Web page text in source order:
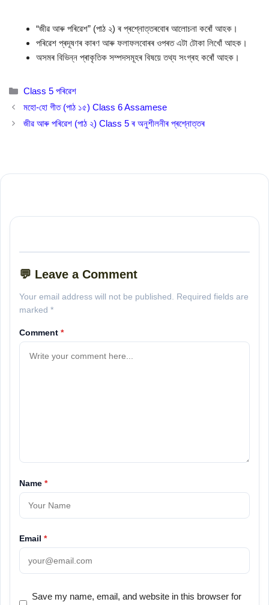
“জীৱ আৰু পৰিৱেশ” (পাঠ ২) ৰ প্ৰশ্নোত্তৰবোৰ আলোচনা কৰোঁ আহক।
পৰিৱেশ প্ৰদূষণৰ কাৰণ আৰু ফলাফলবোৰৰ ওপৰত এটা টোকা লিখোঁ আহক।
অসমৰ বিভিন্ন প্ৰাকৃতিক সম্পদসমূহৰ বিষয়ে তথ্য সংগ্ৰহ কৰোঁ আহক।
Categories
Class 5 পৰিৱেশ
মহো-হো গীত (পাঠ ১৫) Class 6 Assamese
জীৱ আৰু পৰিৱেশ (পাঠ ২) Class 5 ৰ অনুশীলনীৰ প্ৰশ্নোত্তৰ
💬 Leave a Comment
Your email address will not be published. Required fields are
marked *
Comment *
Name *
Email *
Save my name, email, and website in this browser for